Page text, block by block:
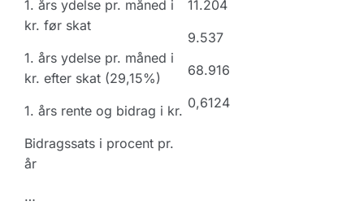
1. års ydelse pr. måned i
kr. før skat
1. års ydelse pr. måned i
kr. efter skat (29,15%)
1. års rente og bidrag i kr.
Bidragssats i procent pr.
år
11.204
9.537
68.916
0,6124
…